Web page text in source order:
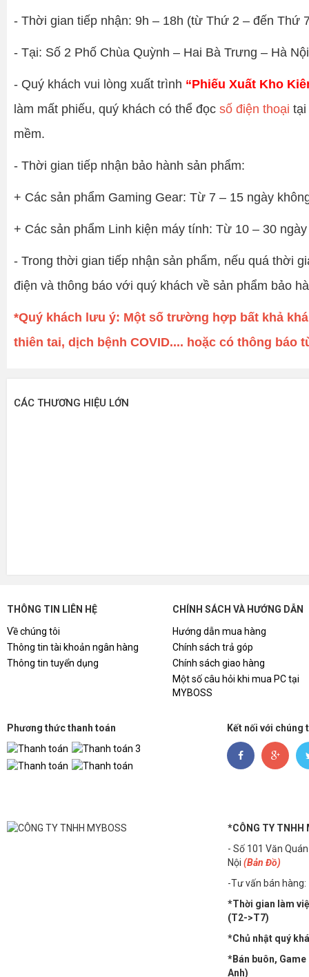
- Thời gian tiếp nhận: 9h – 18h (từ Thứ 2 – đến Thứ
- Tại: Số 2 Phố Chùa Quỳnh – Hai Bà Trưng – Hà
- Quý khách vui lòng xuất trình “Phiếu Xuất Kho
làm mất phiếu, quý khách có thể đọc số điện thoại tại
mềm.
- Thời gian tiếp nhận bảo hành sản phẩm:
+ Các sản phẩm Gaming Gear: Từ 7 – 15 ngày
+ Các sản phẩm Linh kiện máy tính: Từ 10 – 30
- Trong thời gian tiếp nhận sản phẩm, nếu quá thời
điện và thông báo với quý khách về sản phẩm bảo
*Quý khách lưu ý: Một số trường hợp bất khả
thiên tai, dịch bệnh COVID.... hoặc có thông
CÁC THƯƠNG HIỆU LỚN
THÔNG TIN LIÊN HỆ
Về chúng tôi
Thông tin tài khoản ngân hàng
Thông tin tuyển dụng
CHÍNH SÁCH VÀ HƯỚNG DẪN
Hướng dẫn mua hàng
Chính sách trả góp
Chính sách giao hàng
Một số câu hỏi khi mua PC tại
MYBOSS
Phương thức thanh toán Kết nối với chúng
*CÔNG TY TNHH
- Số 101 Văn
Nội (Bản Đồ)
-Tư vấn bán hàng:
*Thời gian làm
(T2->T7)
*Chủ nhật quý
*Bán buôn, Game
Anh)